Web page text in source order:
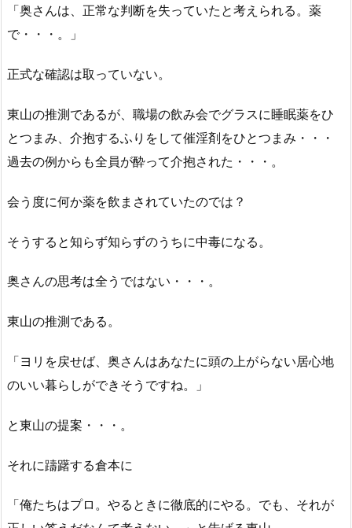
「奥さんは、正常な判断を失っていたと考えられる。薬
で・・・。」
正式な確認は取っていない。
東山の推測であるが、職場の飲み会でグラスに睡眠薬をひ
とつまみ、介抱するふりをして催淫剤をひとつまみ・・・
過去の例からも全員が酔って介抱された・・・。
会う度に何か薬を飲まされていたのでは？
そうすると知らず知らずのうちに中毒になる。
奥さんの思考は全うではない・・・。
東山の推測である。
「ヨリを戻せば、奥さんはあなたに頭の上がらない居心地
のいい暮らしができそうですね。」
と東山の提案・・・。
それに躊躇する倉本に
「俺たちはプロ。やるときに徹底的にやる。でも、それが